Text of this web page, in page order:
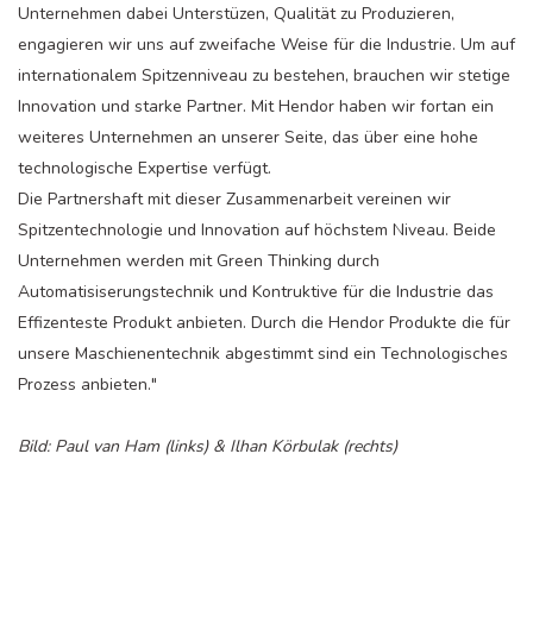
Unternehmen dabei Unterstüzen, Qualität zu Produzieren,
engagieren wir uns auf zweifache Weise für die Industrie. Um auf
internationalem Spitzenniveau zu bestehen, brauchen wir stetige
Innovation und starke Partner. Mit Hendor haben wir fortan ein
weiteres Unternehmen an unserer Seite, das über eine hohe
technologische Expertise verfügt.
Die Partnershaft mit dieser Zusammenarbeit vereinen wir
Spitzentechnologie und Innovation auf höchstem Niveau. Beide
Unternehmen werden mit Green Thinking durch
Automatisiserungstechnik und Kontruktive für die Industrie das
Effizenteste Produkt anbieten. Durch die Hendor Produkte die für
unsere Maschienentechnik abgestimmt sind ein Technologisches
Prozess anbieten."
Bild: Paul van Ham (links) & Ilhan Körbulak (rechts)